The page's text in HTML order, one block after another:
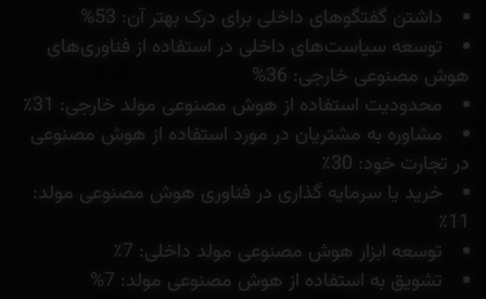
داشتن گفتگوهای داخلی برای درک بهتر آن: 53%
توسعه سیاست‌های داخلی در استفاده از فناوری‌های
هوش مصنوعی خارجی: 36%
محدودیت استفاده از هوش مصنوعی مولد خارجی: 31٪
مشاوره به مشتریان در مورد استفاده از هوش مصنوعی
در تجارت خود: 30٪
خرید یا سرمایه گذاری در فناوری هوش مصنوعی مولد:
11٪
توسعه ابزار هوش مصنوعی مولد داخلی: 7٪
تشویق به استفاده از هوش مصنوعی مولد: 7%